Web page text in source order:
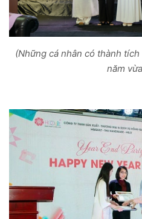
(Những cá nhân có thành
năm